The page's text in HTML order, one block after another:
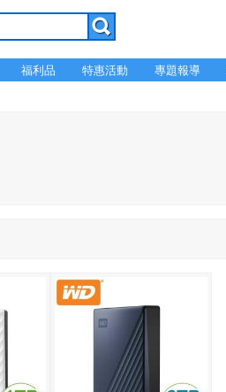
福利品 特惠活動 專題報導